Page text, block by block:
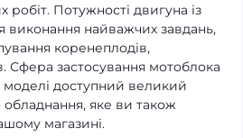
робіт. Потужності двигуна із
виконання найважчих завдань,
коренеплодів,
Сфера застосування мотоблока
моделі доступний великий
обладнання, яке ви також
магазині.